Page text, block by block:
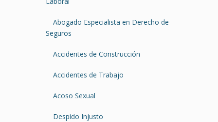
Abogado Especialista en Derecho de
Seguros
Accidentes de Construcción
Accidentes de Trabajo
Acoso Sexual
Despido Injusto